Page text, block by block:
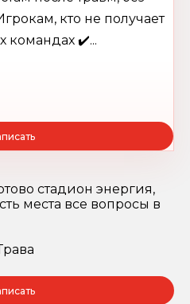
кто не получает
командах ✔️...
стадион энергия,
места все вопросы в